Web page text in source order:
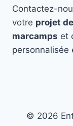
Contactez-
votre projet
marcamps et
personnalisée
© 2026